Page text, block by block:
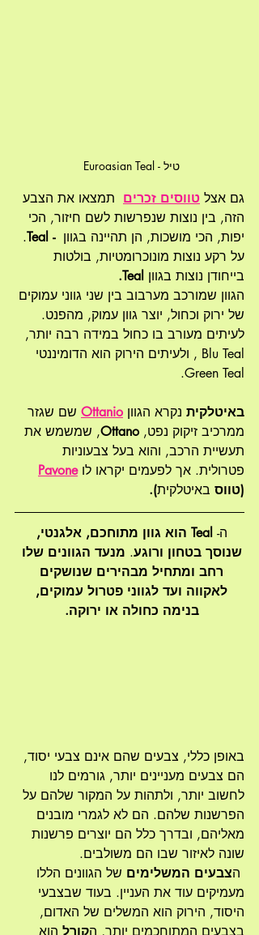
טיל - Euroasian Teal
גם אצל טווסים זכרים תמצאו את הצבע
הזה, בין נוצות שנפרשות לשם חיזור, הכי
יפות, הכי מושכות, הן תהיינה בגוון - Teal
.
על רקע נוצות מונוכרומטיות, בולטות
בייחודן נוצות בגוון Teal.
הגוון שמורכב מערבוב בין שני גווני עמוקים
של ירוק וכחול, יוצר גוון עמוק, מהפנט.
לעיתים מעורב בו כחול במידה רבה יותר,
Blu Teal , ולעיתים הירוק הוא הדומיננטי
Green Teal.
באיטלקית נקרא הגוון Ottanio שם שגזר
ממרכיב זיקוק נפט, Ottano, שמשמש את
תעשיית הרכב, והוא בעל צבעוניות
פטרולית. אך לפעמים יקראו לו Pavone
(טווס באיטלקית).
ה-
Teal הוא גוון מתוחכם, אלגנטי,
שנוסך בטחון ורוגע. מנעד הגוונים שלו
רחב ומתחיל מבהירים שנושקים
לאקווה ועד לגווני פטרול עמוקים,
בנימה כחולה או ירוקה.
באופן כללי, צבעים שהם אינם צבעי יסוד,
הם צבעים מעניינים יותר, גורמים לנו
לחשוב יותר, ולתהות על המקור שלהם על
הפרשנות שלהם. הם לא לגמרי מובנים
מאליהם, ובדרך כלל הם יוצרים פרשנות
שונה לאיזור שבו הם משולבים.
צבעים המשלימים של הגוונים הללו
מעמיקים עוד את העניין. בעוד שבצבעי
היסוד, הירוק הוא המשלים של האדום,
בצבעים המתוחכמים יותר, הקורל הוא